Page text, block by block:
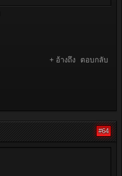
+ อ้างถึง ตอบกลับ
#64